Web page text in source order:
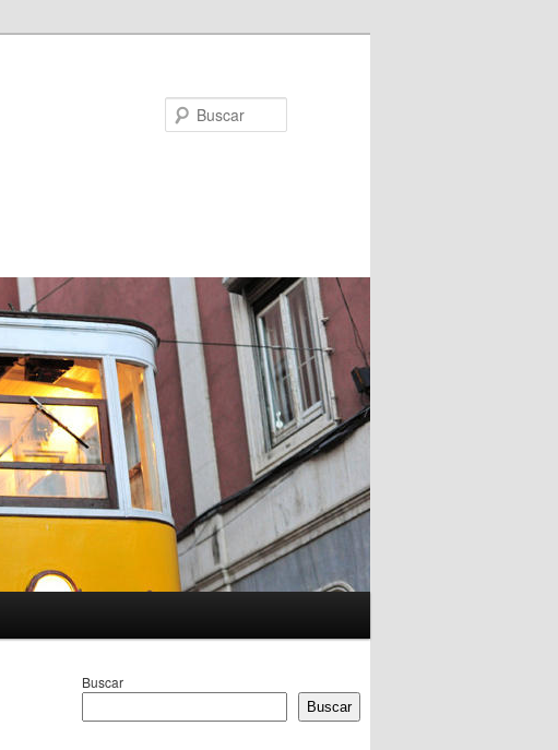
Buscar
Buscar